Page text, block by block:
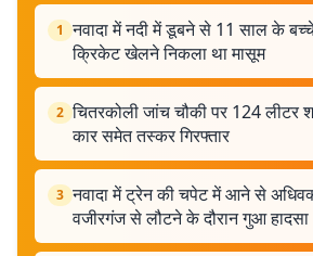
1 नवादा में नदी में डूबने से 11 साल के
क्रिकेट खेलने निकला था मासूम
2 चितरकोली जांच चौकी पर 124 लीटर
कार समेत तस्कर गिरफ्तार
3 नवादा में ट्रेन की चपेट में आने से
वजीरगंज से लौटने के दौरान गुआ हादसा